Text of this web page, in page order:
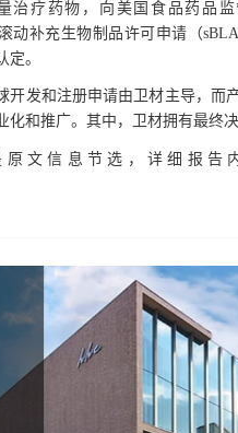
治疗药物，向美国食品药品监
动补充生物制品许可申请（
定。
开发和注册申请由卫材主导，而
化和推广。其中，卫材拥有最终决
原文信息节选，详细报告